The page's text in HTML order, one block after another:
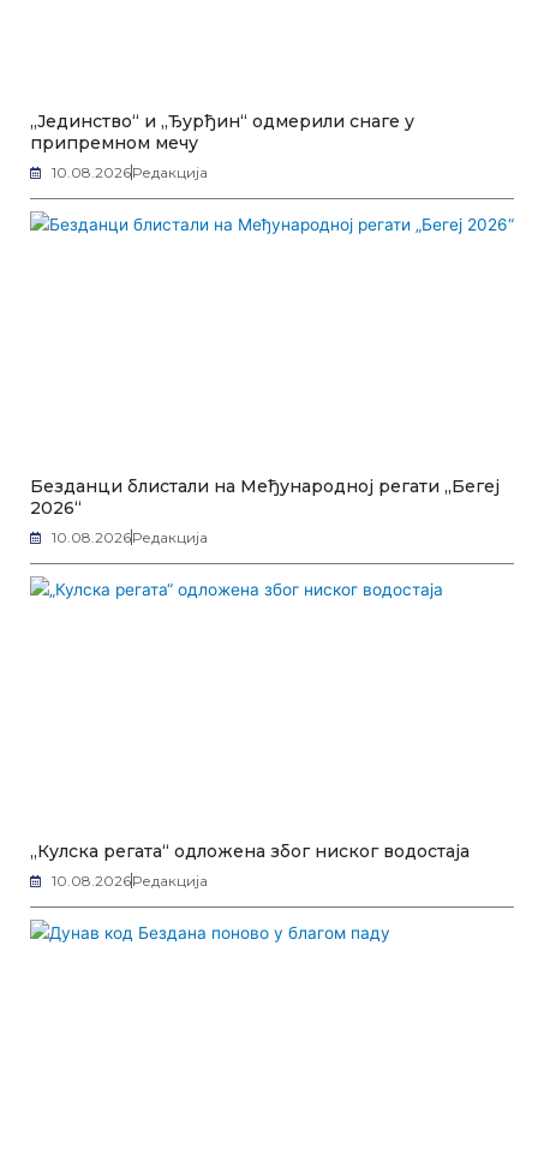
„Јединство“ и „Ђурђин“ одмерили снаге у
припремном мечу
10.08.2026Редакција
Безданци блистали на Међународној регати „Бегеј
2026“
10.08.2026Редакција
„Кулска регата“ одложена због ниског водостаја
10.08.2026Редакција